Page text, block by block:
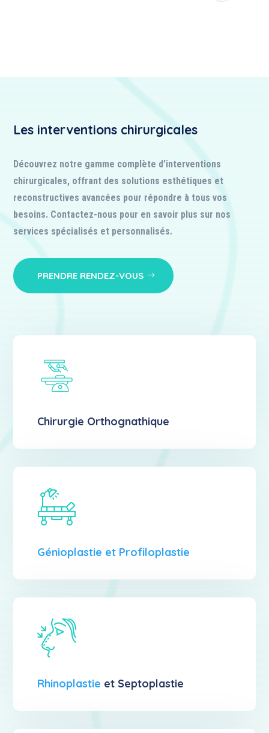
Les interventions chirurgicales
Découvrez notre gamme complète d’interventions
chirurgicales, offrant des solutions esthétiques et
reconstructives avancées pour répondre à tous vos
besoins. Contactez-nous pour en savoir plus sur nos
services spécialisés et personnalisés.
PRENDRE RENDEZ-VOUS
Chirurgie Orthognathique
Génioplastie et Profiloplastie
Rhinoplastie et Septoplastie